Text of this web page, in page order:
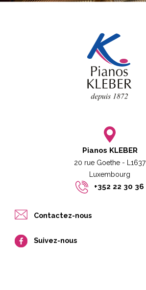
Pianos KLEBER
20 rue Goethe - L1637
Luxembourg​​
+352 22 30 36
Contactez-nous
Suivez-nous